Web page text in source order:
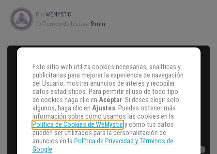
PorWEMYSTIC
Tiempo de lectura: 9 min
Este sitio web utiliza cookies necesarias, analíticas y
publicitarias para mejorar la experiencia de navegación
del Usuario, mostrar anuncios de interés y recopilar
datos estadísticos. Para permitir el uso de todo tipo
de cookies haga clic en Aceptar. Si desea elegir solo
algunos, haga clic en Ajustes. Puedes obtener más
información sobre cómo usamos las cookies en la
Política de Cookies de WeMysticy cómo tus datos
pueden ser utilizados para la personalización de
anuncios en la Política de Privacidad y Términos de
Google.